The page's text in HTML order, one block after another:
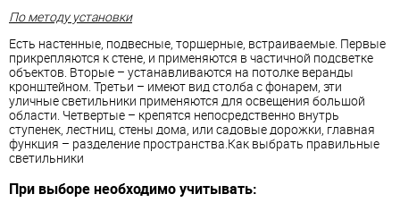
По методу установки
Есть настенные, подвесные, торшерные, встраиваемые. Первые
прикрепляются к стене, и применяются в частичной подсветке
объектов. Вторые – устанавливаются на потолке веранды
кронштейном. Третьи – имеют вид столба с фонарем, эти
уличные светильники применяются для освещения большой
области. Четвертые – крепятся непосредственно внутрь
ступенек, лестниц, стены дома, или садовые дорожки, главная
функция – разделение пространства.Как выбрать правильные
светильники
При выборе необходимо учитывать: